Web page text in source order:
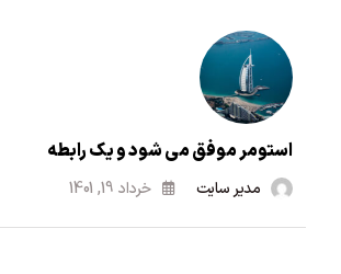
استومر موفق می شود و یک رابطه
مدیر سایت خرداد 19, 1401